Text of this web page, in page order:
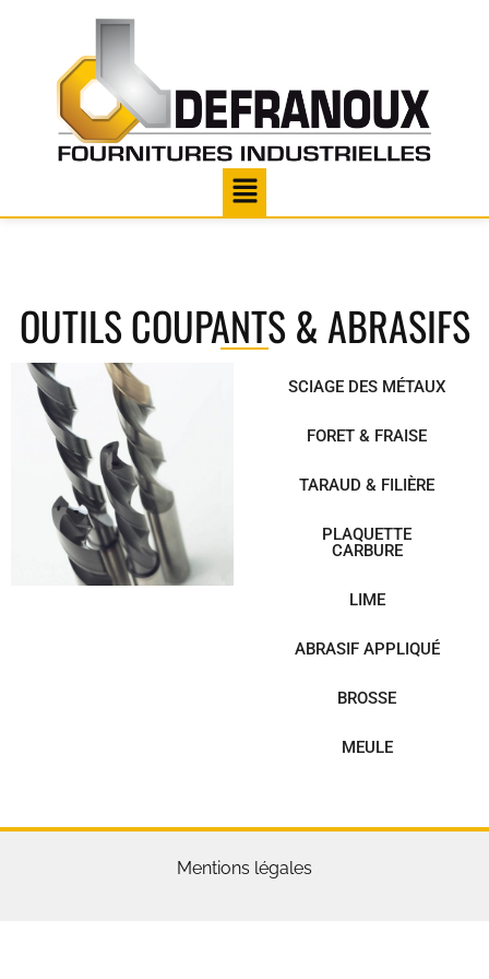
OUTILS COUPANTS & ABRASIFS
SCIAGE DES MÉTAUX
FORET & FRAISE
TARAUD & FILIÈRE
PLAQUETTE
CARBURE
LIME
ABRASIF APPLIQUÉ
BROSSE
MEULE
Mentions légales